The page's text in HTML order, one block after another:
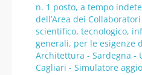
n. 1 posto, a tempo
dell’Area dei
scientifico, tecnologico,
generali, per le esigenze
Architettura - Sardegna -
Cagliari - Simulatore